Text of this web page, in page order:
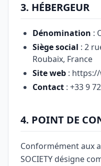
3. HÉBERGEUR
Dénomination :
Siège social : 2
Roubaix, France
Site web :
Contact : +33 9
4. POINT DE
Conformément aux
SOCIETY désigne